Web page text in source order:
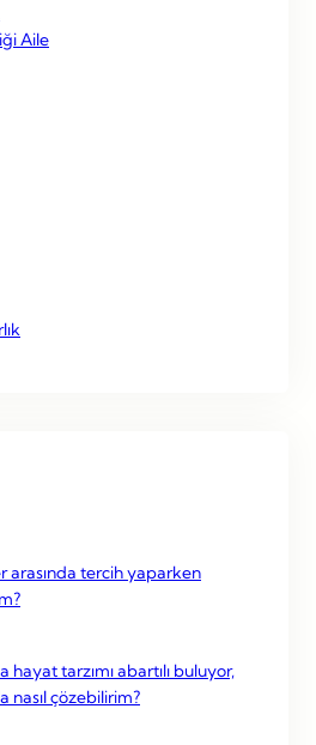
Aile
arasında tercih yaparken
hayat tarzımı abartılı buluyor,
nasıl çözebilirim?